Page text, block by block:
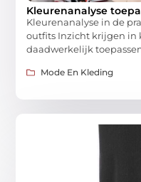
Kleurenanalyse
Kleurenanalyse in de
outfits Inzicht krijgen in
daadwerkelijk
Mode En Kleding